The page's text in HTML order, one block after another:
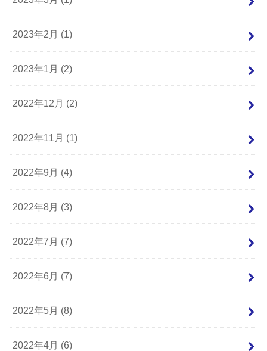
2023年2月 (1)
2023年1月 (2)
2022年12月 (2)
2022年11月 (1)
2022年9月 (4)
2022年8月 (3)
2022年7月 (7)
2022年6月 (7)
2022年5月 (8)
2022年4月 (6)